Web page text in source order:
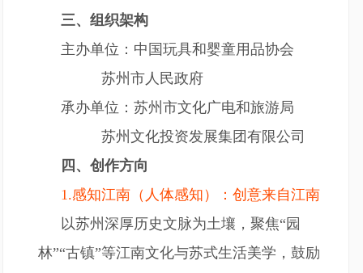
三、组织架构
主办单位：中国玩具和婴童用品协会
苏州市人民政府
承办单位：苏州市文化广电和旅游局
苏州文化投资发展集团有限公司
四、创作方向
1.感知江南（人体感知）：创意来自江南
以苏州深厚历史文脉为土壤，聚焦“园
林”“古镇”等江南文化与苏式生活美学，鼓励